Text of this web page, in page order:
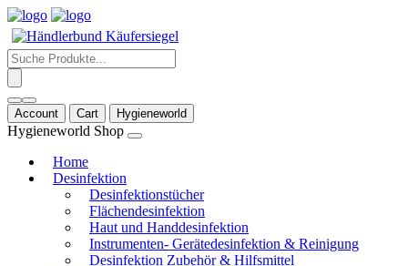
Products
search
Account Cart Hygieneworld
Hygieneworld Shop
Home
Desinfektion
Desinfektionstücher
Flächendesinfektion
Haut und Handdesinfektion
Instrumenten- Gerätedesinfektion & Reinigung
Desinfektion Zubehör & Hilfsmittel